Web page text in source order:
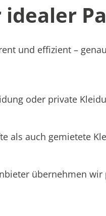
und effizient –
oder private
als auch gemietete
übernehmen